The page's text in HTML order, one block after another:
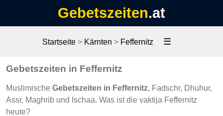
Gebetszeiten.at
Startseite> Kärnten > Feffernitz ☰
Gebetszeiten in Feffernitz
Muslimische Gebetszeiten in Feffernitz, Fadschr, Dhuhur,
Assr, Maghrib und Ischaa. Was ist die vaktija Feffernitz
heute?